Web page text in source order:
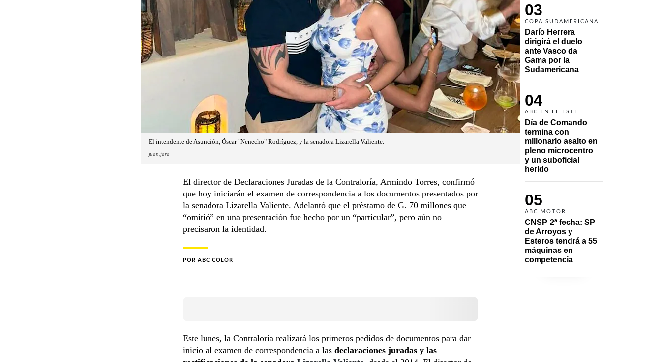
03
COPA SUDAMERICANA
Darío Herrera
dirigirá el duelo
ante Vasco da
Gama por la
Sudamericana
04
ABC EN EL ESTE
Día de Comando
termina con
millonario asalto en
pleno microcentro
y un suboficial
herido
05
ABC MOTOR
CNSP-2ª fecha: SP
de Arroyos y
Esteros tendrá a 55
máquinas en
competencia
El intendente de Asunción, Óscar "Nenecho" Rodríguez, y la senadora Lizarella Valiente.
juan.jara
El director de Declaraciones Juradas de la Contraloría, Armindo Torres, confirmó
que hoy iniciarán el examen de correspondencia a los documentos presentados por
la senadora Lizarella Valiente. Adelantó que el préstamo de G. 70 millones que
“omitió” en una presentación fue hecho por un “particular”, pero aún no
precisaron la identidad.
POR ABC COLOR
Este lunes, la Contraloría realizará los primeros pedidos de documentos para dar
inicio al examen de correspondencia a las declaraciones juradas y las